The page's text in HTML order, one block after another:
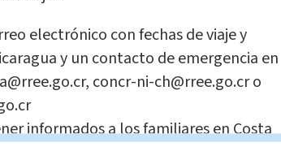
electrónico con fechas de viaje y
y un contacto de emergencia en
concr-ni-ch@rree.go.cr o
informados a los familiares en Costa